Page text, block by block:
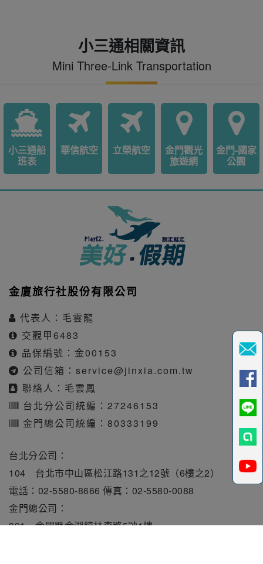
小三通相關資訊
Mini Three-Link Transportation
小三通船
班表
華信航空 立榮航空
金門觀光
旅遊網
金門-國家
公園
金廈旅行社股份有限公司
代表人：毛雲龍
交觀甲6483
品保編號：金00153
公司信箱： service@jinxia.com.tw
聯絡人：毛雲鳳
台北分公司統編：27246153
金門總公司統編：80333199
台北分公司：
104 台北市中山區松江路131之12號（6樓之2）
電話：02-5580-8666 傳真：02-5580-0088
金門總公司：
891 金門縣金湖鎮林森路5號1樓